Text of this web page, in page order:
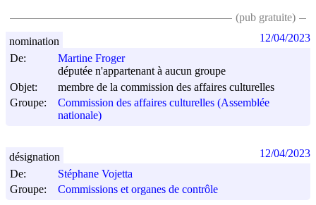
(pub gratuite)
De:
Martine Froger
députée n'appartenant à aucun groupe
Objet:
membre de la commission des affaires culturelles
Groupe:
Commission des affaires culturelles (Assemblée
nationale)
nomination 12/04/2023
De:
Stéphane Vojetta
Groupe:
Commissions et organes de contrôle
désignation 12/04/2023